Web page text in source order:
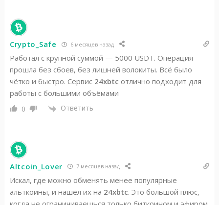
Crypto_Safe 6 месяцев назад
Работал с крупной суммой — 5000 USDT. Операция
прошла без сбоев, без лишней волокиты. Всё было
чётко и быстро. Сервис 24xbtc отлично подходит для
работы с большими объёмами
0 Ответить
Altcoin_Lover 7 месяцев назад
Искал, где можно обменять менее популярные
альткоины, и нашёл их на 24xbtc. Это большой плюс,